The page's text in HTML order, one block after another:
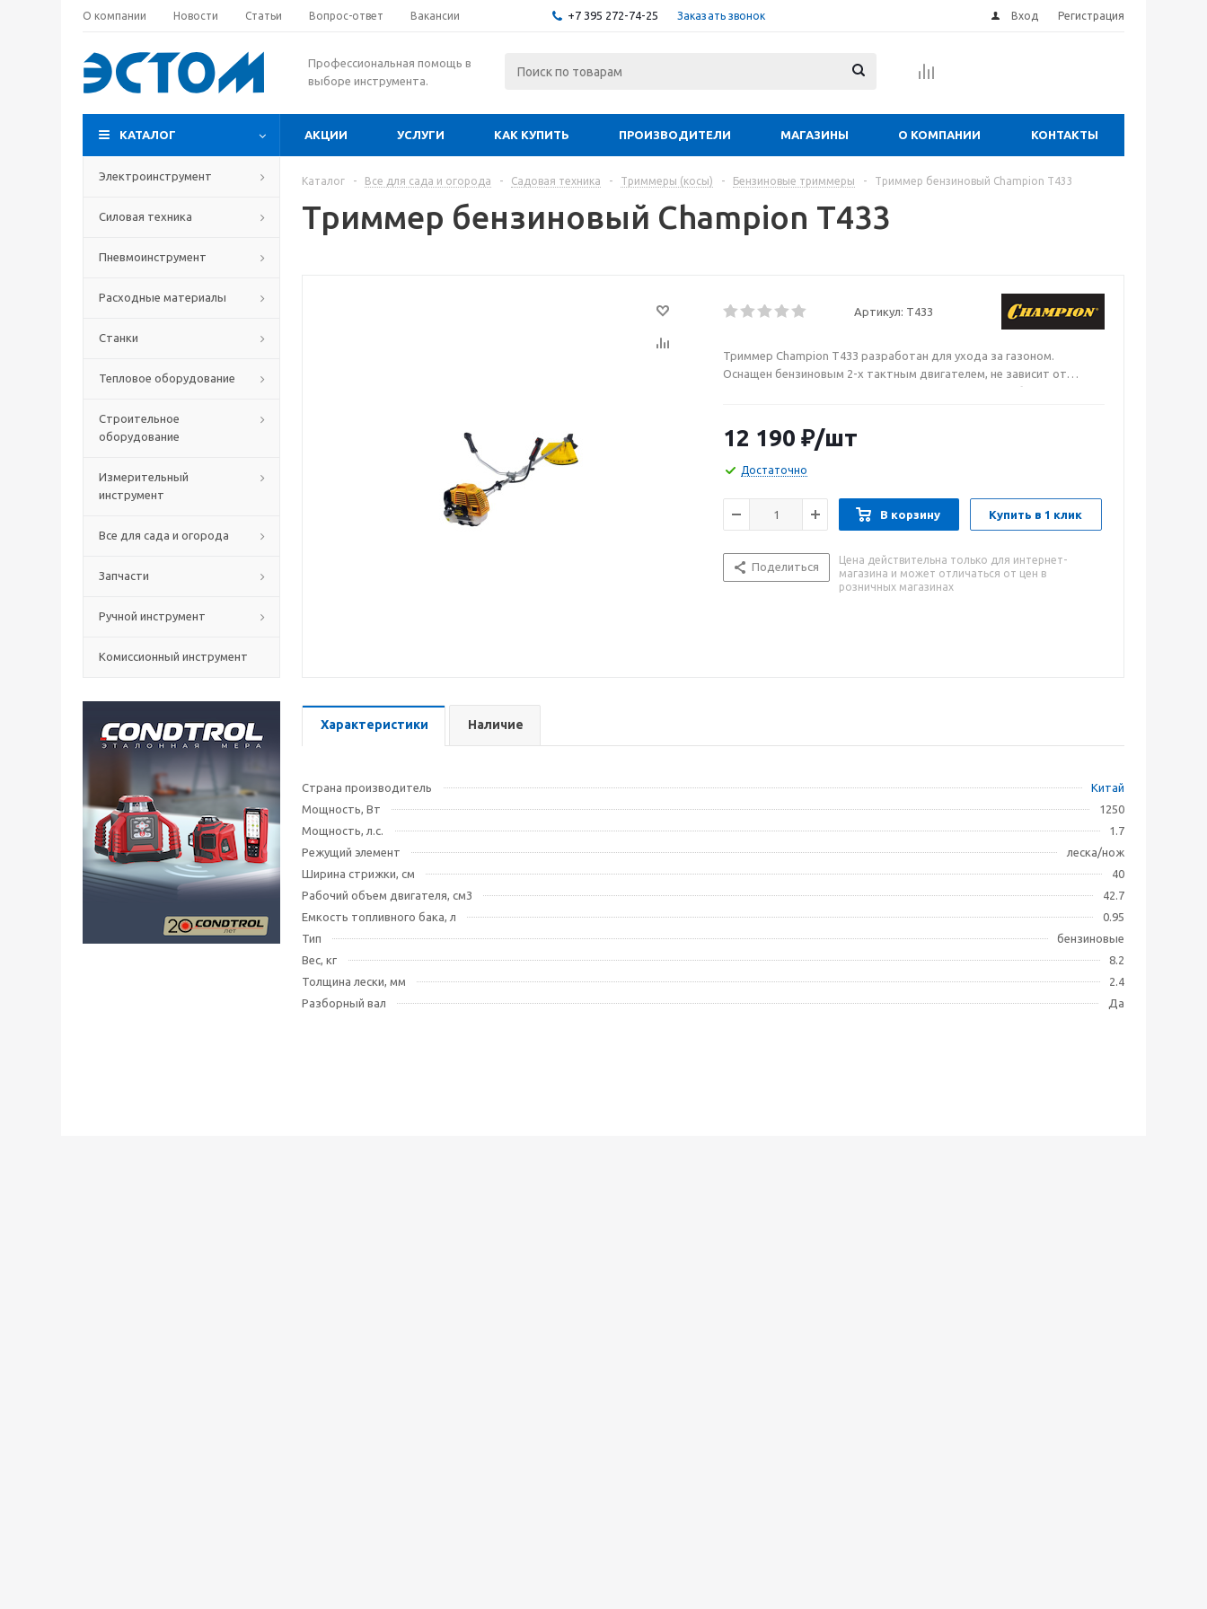
О компании Новости Статьи Вопрос-ответ Вакансии +7 395 272-74-25 Заказать звонок Вход Регистрация
Профессиональная помощь в
выборе инструмента.
КАТАЛОГ АКЦИИ УСЛУГИ КАК КУПИТЬ ПРОИЗВОДИТЕЛИ МАГАЗИНЫ О КОМПАНИИ КОНТАКТЫ
Электроинструмент
Силовая техника
Пневмоинструмент
Расходные материалы
Станки
Тепловое оборудование
Строительное
оборудование
Измерительный
инструмент
Все для сада и огорода
Запчасти
Ручной инструмент
Комиссионный инструмент
Каталог - Все для сада и огорода - Садовая техника - Триммеры (косы) - Бензиновые триммеры - Триммер бензиновый Champion Т433
Триммер бензиновый Champion Т433
Артикул: T433
Триммер Champion T433 разработан для ухода за газоном.
Оснащен бензиновым 2-х тактным двигателем, не зависит от
облегчает холодный запуск двигателя.
12 190 ₽/шт
Достаточно
В корзину Купить в 1 клик
Поделиться
Цена действительна только для интернет-
магазина и может отличаться от цен в
розничных магазинах
Характеристики Наличие
Страна производитель
Китай
Мощность, Вт
1250
Мощность, л.с.
1.7
Режущий элемент
леска/нож
Ширина стрижки, см
40
Рабочий объем двигателя, см3
42.7
Емкость топливного бака, л
0.95
Тип
бензиновые
Вес, кг
8.2
Толщина лески, мм
2.4
Разборный вал
Да